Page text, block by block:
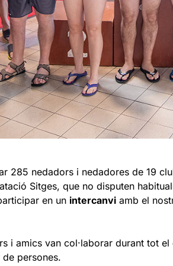
285 nedadors i nedadores de 19
Sitges, que no disputen
en un intercanvi amb el
i amics van col·laborar durant tot
persones.